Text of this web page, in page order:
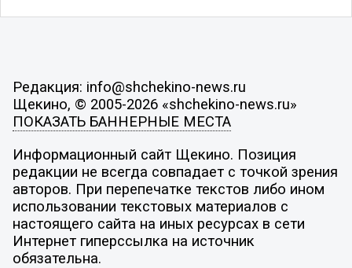
Редакция: info@shchekino-news.ru
Щекино, © 2005-2026 «shchekino-news.ru»
ПОКАЗАТЬ БАННЕРНЫЕ МЕСТА
Информационный сайт Щекино. Позиция
редакции не всегда совпадает с точкой зрения
авторов. При перепечатке текстов либо ином
использовании текстовых материалов с
настоящего сайта на иных ресурсах в сети
Интернет гиперссылка на источник
обязательна.